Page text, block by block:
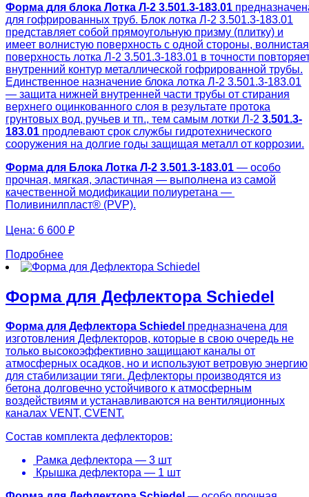
Форма для блока Лотка Л-2 3.501.3-183.01
для гофрированных труб. Блок лотка Л-2 3.501.3-183.01
представляет собой прямоугольную призму (плитку) и
имеет волнистую поверхность с одной стороны, волнистая
поверхность лотка Л-2 3.501.3-183.01 в точности
внутренний контур металлической гофрированной трубы.
Единственное назначение блока лотка Л-2 3.501.3-183.01
― защита нижней внутренней части трубы от стирания
верхнего оцинкованного слоя в результате протока
грунтовых вод, ручьев и тп., тем самым лотки Л-2 3.501.3-
183.01 продлевают срок службы гидротехнического
сооружения на долгие годы защищая металл от коррозии.
Форма для Блока Лотка Л-2 3.501.3-183.01 — особо
прочная, мягкая, эластичная — выполнена из самой
качественной модификации полиуретана —
Поливинилпласт® (PVP).
Цена: 6 600 ₽
Подробнее
Форма для Дефлектора Schiedel
Форма для Дефлектора Schiedel предназначена для
изготовления Дефлекторов, которые в свою очередь не
только высокоэффективно защищают каналы от
атмосферных осадков, но и используют ветровую энергию
для стабилизации тяги. Дефлекторы производятся из
бетона долговечно устойчивого к атмосферным
воздействиям и устанавливаются на вентиляционных
каналах VENT, СVENT.
Состав комплекта дефлекторов:
Рамка дефлектора — 3 шт
Крышка дефлектора — 1 шт